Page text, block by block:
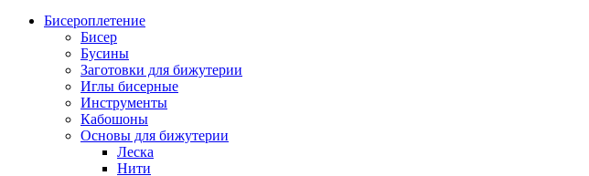
Бисероплетение
Бисер
Бусины
Заготовки для бижутерии
Иглы бисерные
Инструменты
Кабошоны
Основы для бижутерии
Леска
Нити